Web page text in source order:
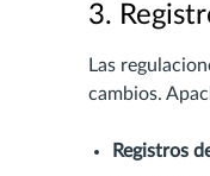
3.
Las
cambios.
Registros